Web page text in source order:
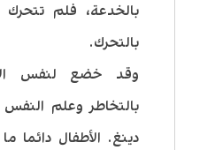
بالخدعة، فلم تتحرك
بالتحرك.
وقد خضع لنفس
بالتخاطر وعلم
دينغ. الأطفال دائما